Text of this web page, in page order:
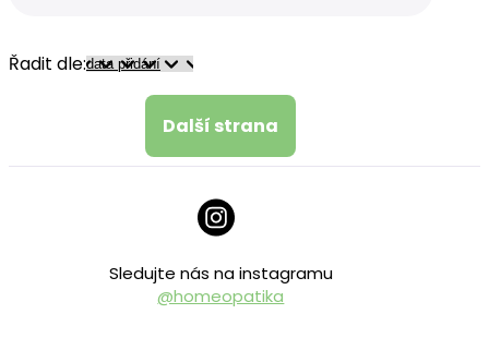
Řadit dle:
Další strana
Sledujte nás na instagramu
@homeopatika